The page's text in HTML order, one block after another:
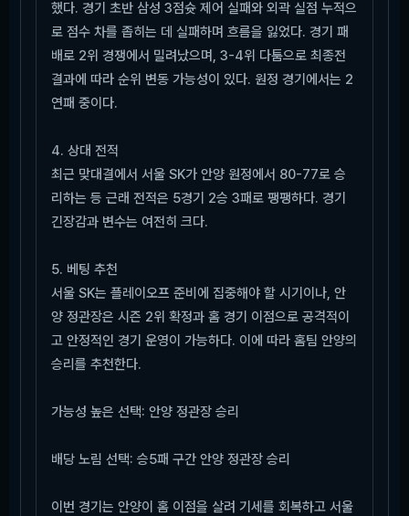
했다. 경기 초반 삼성 3점슛 제어 실패와 외곽 실점 누적으
로 점수 차를 좁히는 데 실패하며 흐름을 잃었다. 경기 패
배로 2위 경쟁에서 밀려났으며, 3-4위 다툼으로 최종전
결과에 따라 순위 변동 가능성이 있다. 원정 경기에서는 2
연패 중이다.
4. 상대 전적
최근 맞대결에서 서울 SK가 안양 원정에서 80-77로 승
리하는 등 근래 전적은 5경기 2승 3패로 팽팽하다. 경기
긴장감과 변수는 여전히 크다.
5. 베팅 추천
서울 SK는 플레이오프 준비에 집중해야 할 시기이나, 안
양 정관장은 시즌 2위 확정과 홈 경기 이점으로 공격적이
고 안정적인 경기 운영이 가능하다. 이에 따라 홈팀 안양의
승리를 추천한다.
가능성 높은 선택: 안양 정관장 승리
배당 노림 선택: 승5패 구간 안양 정관장 승리
이번 경기는 안양이 홈 이점을 살려 기세를 회복하고 서울